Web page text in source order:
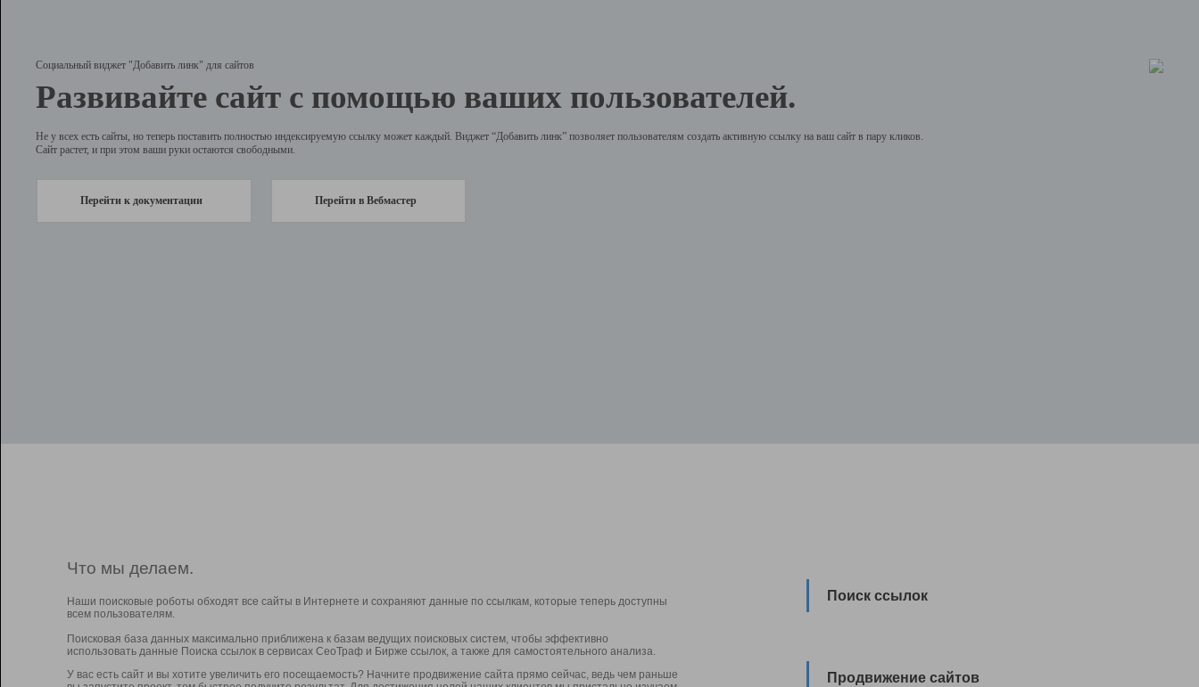
Социальный виджет "Добавить линк" для сайтов
Развивайте сайт с помощью ваших пользователей.
Не у всех есть сайты, но теперь поставить полностью индексируемую ссылку может каждый. Виджет “Добавить линк” позволяет пользователям создать активную ссылку на ваш сайт в пару кликов.
Сайт растет, и при этом ваши руки остаются свободными.
Перейти к документации Перейти в Вебмастер
Что мы делаем.
Наши поисковые роботы обходят все сайты в Интернете и сохраняют данные по ссылкам, которые теперь доступны
всем пользователям.
Поисковая база данных максимально приближена к базам ведущих поисковых систем, чтобы эффективно
использовать данные Поиска ссылок в сервисах СеоТраф и Бирже ссылок, а также для самостоятельного анализа.
У вас есть сайт и вы хотите увеличить его посещаемость? Начните продвижение сайта прямо сейчас, ведь чем раньше
Поиск ссылок
Продвижение сайтов